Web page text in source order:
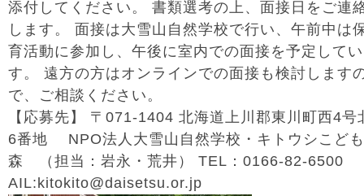
添付してください。 書類選考の上、面接日をご連
します。 面接は大雪山自然学校で行い、午前中は
育活動に参加し、午後に室内での面接を予定して
す。 遠方の方はオンラインでの面接も検討します
で、ご相談ください。
【応募先】 〒071-1404 北海道上川郡東川町西4号
6番地 NPO法人大雪山自然学校・キトウシこど
森 （担当：岩永・荒井） TEL：0166-82-6500
AIL:kitokito@daisetsu.or.jp